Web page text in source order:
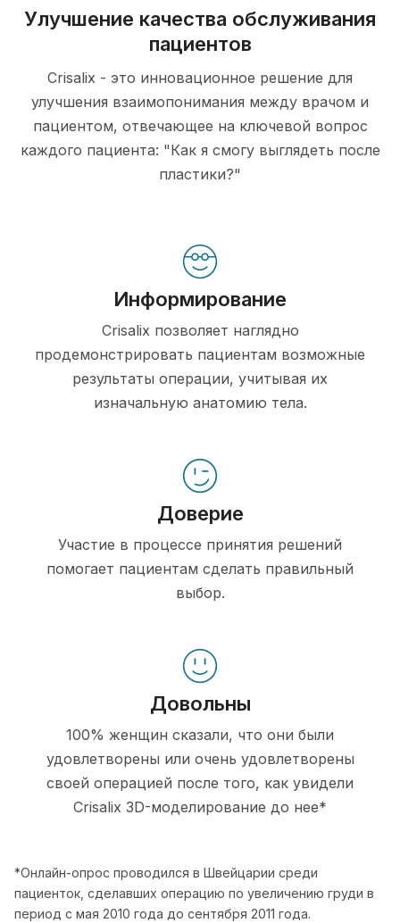
Улучшение качества обслуживания
пациентов
Crisalix - это инновационное решение для
улучшения взаимопонимания между врачом и
пациентом, отвечающее на ключевой вопрос
каждого пациента: "Как я смогу выглядеть после
пластики?"
Информирование
Crisalix позволяет наглядно
продемонстрировать пациентам возможные
результаты операции, учитывая их
изначальную анатомию тела.
Доверие
Участие в процессе принятия решений
помогает пациентам сделать правильный
выбор.
Довольны
100% женщин сказали, что они были
удовлетворены или очень удовлетворены
своей операцией после того, как увидели
Crisalix 3D-моделирование до нее*
*Онлайн-опрос проводился в Швейцарии среди
пациенток, сделавших операцию по увеличению груди в
период с мая 2010 года до сентября 2011 года.